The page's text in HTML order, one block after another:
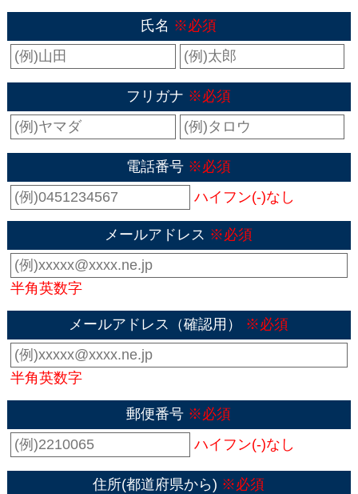
氏名 ※必須
フリガナ ※必須
電話番号 ※必須
ハイフン(-)なし
メールアドレス ※必須
半角英数字
メールアドレス（確認用） ※必須
半角英数字
郵便番号 ※必須
ハイフン(-)なし
住所(都道府県から) ※必須